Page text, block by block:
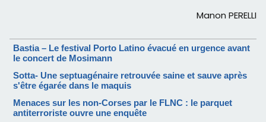
Manon PERELLI
Bastia – Le festival Porto Latino évacué en urgence avant
le concert de Mosimann
Sotta- Une septuagénaire retrouvée saine et sauve après
s'être égarée dans le maquis
Menaces sur les non-Corses par le FLNC : le parquet
antiterroriste ouvre une enquête